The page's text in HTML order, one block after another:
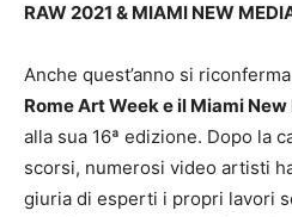
RAW 2021 & MIAMI NEW
Anche quest’anno si
Rome Art Week e il Miami
alla sua 16ª edizione. Dopo la
scorsi, numerosi video artisti
giuria di esperti i propri lavori